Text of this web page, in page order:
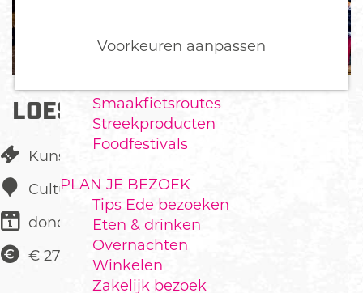
Voorkeuren aanpassen
m
e
a
g
e
Wekerom
Smaakfietsroutes
Streekproducten
Foodfestivals
PLAN JE BEZOEK
Tips Ede bezoeken
Eten & drinken
Overnachten
Winkelen
Zakelijk bezoek
LOES LUCA & THE RAMBLERS
Kunst & Cultuur
Cultura
donderdag 20 mei 2027
€ 27,50